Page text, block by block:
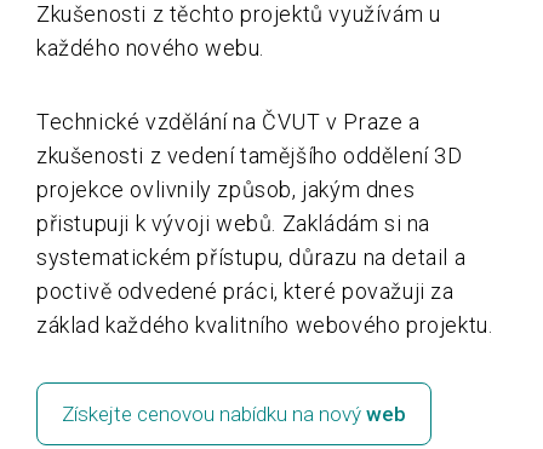
Zkušenosti z těchto projektů využívám u
každého nového webu.
Technické vzdělání na ČVUT v Praze a
zkušenosti z vedení tamějšího oddělení 3D
projekce ovlivnily způsob, jakým dnes
přistupuji k vývoji webů. Zakládám si na
systematickém přístupu, důrazu na detail a
poctivě odvedené práci, které považuji za
základ každého kvalitního webového projektu.
Získejte cenovou nabídku na nový web